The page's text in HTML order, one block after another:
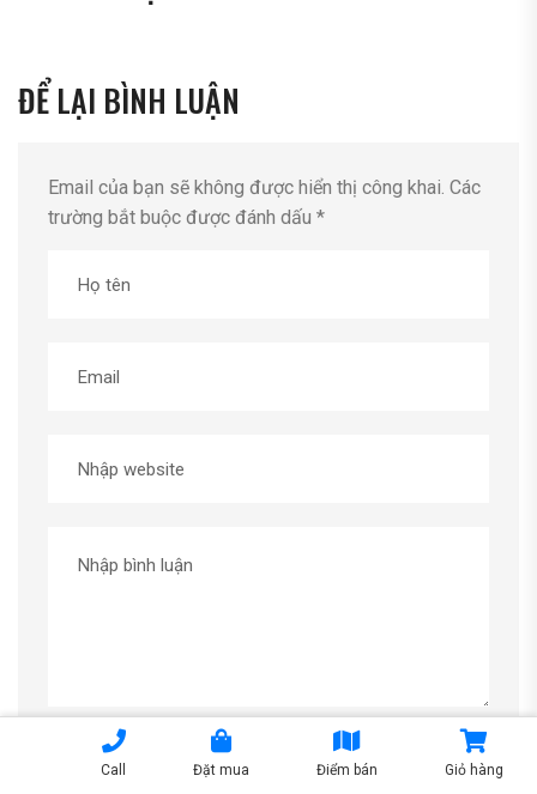
ĐỂ LẠI BÌNH LUẬN
Email của bạn sẽ không được hiển thị công khai. Các
trường bắt buộc được đánh dấu *
Gửi Bình Luận
Call Đặt mua Điểm bán Giỏ hàng